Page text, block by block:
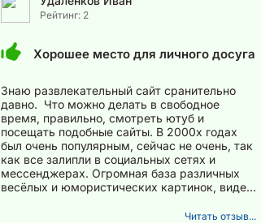
Рейтинг: 2
Хорошее место для личного досуга
Знаю развлекательный сайт сранительно
давно. Что можно делать в свободное
время, правильно, смотреть ютуб и
посещать подобные сайты. В 2000х годах
был очень популярным, сейчас не очень, так
как все залипли в социальных сетях и
мессенджерах. Огромная база различных
весёлых и юмористических картинок, видео
Читать отзыв...